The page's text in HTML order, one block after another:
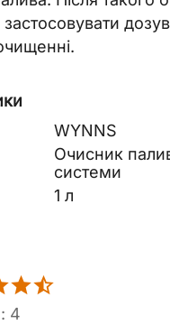
застосовувати
WYNNS
Очисник
системи
1 л
4